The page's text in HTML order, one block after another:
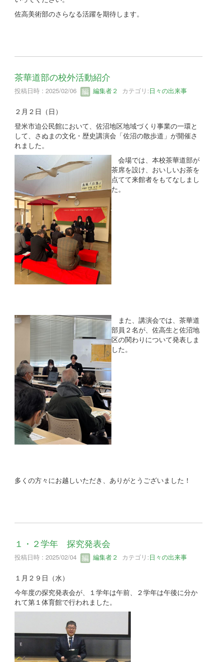
佐高美術部のさらなる活躍を期待します。
茶華道部の校外活動紹介
投稿日時 : 2025/02/06 編集者２ カテゴリ:日々の出来事
２月２日（日）
登米市迫公民館において、佐沼地区地域づくり事業の一環と
して、さぬまの文化・歴史講演会「佐沼の散歩道」が開催さ
れました。
会場では、本校茶華道部が
茶席を設け、おいしいお茶を
点てて来館者をもてなしまし
た。
また、講演会では、茶華道
部員２名が、佐高生と佐沼地
区の関わりについて発表しま
した。
多くの方々にお越しいただき、ありがとうございました！
１・２学年 探究発表会
投稿日時 : 2025/02/04 編集者２ カテゴリ:日々の出来事
１月２９日（水）
今年度の探究発表会が、１学年は午前、２学年は午後に分か
れて第１体育館で行われました。